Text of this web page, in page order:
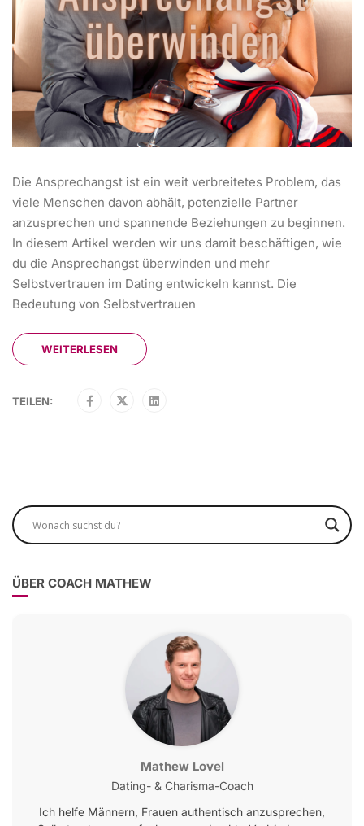
Die Ansprechangst ist ein weit verbreitetes Problem, das
viele Menschen davon abhält, potenzielle Partner
anzusprechen und spannende Beziehungen zu beginnen.
In diesem Artikel werden wir uns damit beschäftigen, wie
du die Ansprechangst überwinden und mehr
Selbstvertrauen im Dating entwickeln kannst. Die
Bedeutung von Selbstvertrauen
WEITERLESEN
TEILEN:
ÜBER COACH MATHEW
Mathew Lovel
Dating- & Charisma-Coach
Ich helfe Männern, Frauen authentisch anzusprechen,